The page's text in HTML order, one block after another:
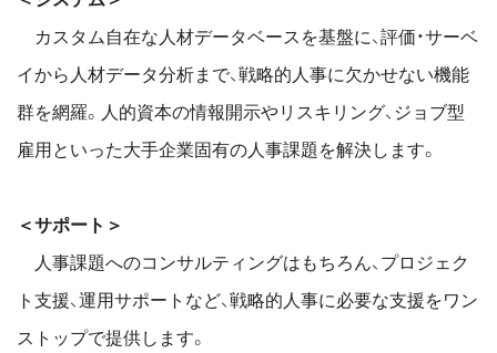
カスタム自在な人材データベースを基盤に、評価・サーベ
イから人材データ分析まで、戦略的人事に欠かせない機能
群を網羅。人的資本の情報開示やリスキリング、ジョブ型
雇用といった大手企業固有の人事課題を解決します。
＜サポート＞
人事課題へのコンサルティングはもちろん、プロジェク
ト支援、運用サポートなど、戦略的人事に必要な支援をワン
ストップで提供します。